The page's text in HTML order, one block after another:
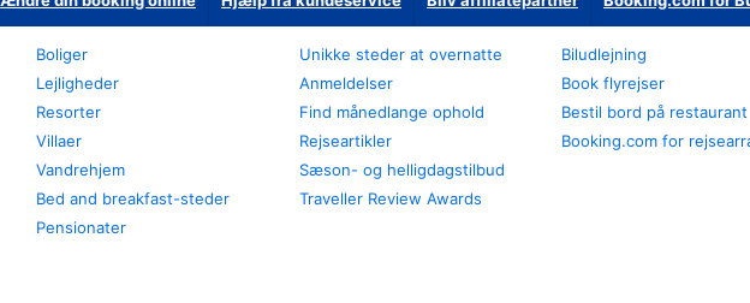
Boliger
Lejligheder
Resorter
Villaer
Vandrehjem
Bed and breakfast-steder
Pensionater
Unikke steder at overnatte
Anmeldelser
Find månedlange ophold
Rejseartikler
Sæson- og helligdagstilbud
Traveller Review Awards
Biludlejning
Book flyrejser
Bestil bord på restaurant
Booking.com for